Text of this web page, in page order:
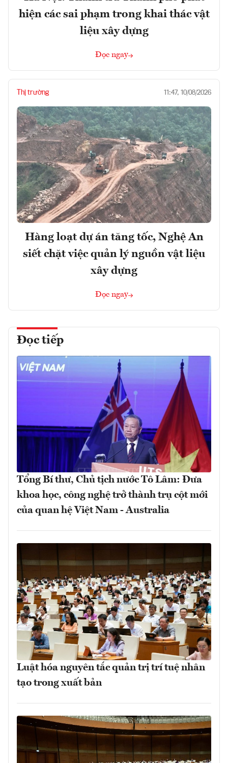
hiện các sai phạm trong khai thác vật
liệu xây dựng
Đọc ngay
Thị trường 11:47, 10/08/2026
Hàng loạt dự án tăng tốc, Nghệ An
siết chặt việc quản lý nguồn vật liệu
xây dựng
Đọc ngay
Đọc tiếp
Tổng Bí thư, Chủ tịch nước Tô Lâm: Đưa
khoa học, công nghệ trở thành trụ cột mới
của quan hệ Việt Nam - Australia
Luật hóa nguyên tắc quản trị trí tuệ nhân
tạo trong xuất bản